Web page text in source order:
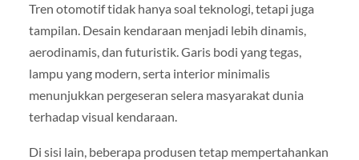
Tren otomotif tidak hanya soal teknologi, tetapi juga
tampilan. Desain kendaraan menjadi lebih dinamis,
aerodinamis, dan futuristik. Garis bodi yang tegas,
lampu yang modern, serta interior minimalis
menunjukkan pergeseran selera masyarakat dunia
terhadap visual kendaraan.
Di sisi lain, beberapa produsen tetap mempertahankan